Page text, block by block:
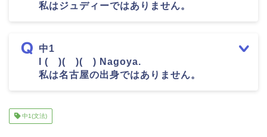
私はジュディーではありません。
中1
I ( )( )( ) Nagoya.
私は名古屋の出身ではありません。
中1(文法)